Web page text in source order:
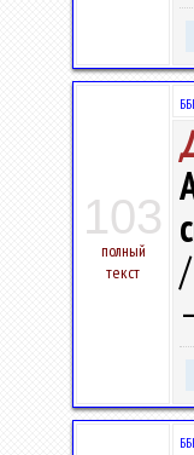
103
полный
текст